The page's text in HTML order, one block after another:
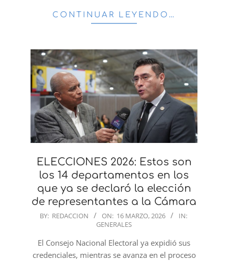
CONTINUAR LEYENDO…
ELECCIONES 2026: Estos son
los 14 departamentos en los
que ya se declaró la elección
de representantes a la Cámara
2026-
16
BY: REDACCION ON: 16 MARZO, 2026
IN:
GENERALES
El Consejo Nacional Electoral ya expidió sus
credenciales, mientras se avanza en el proceso